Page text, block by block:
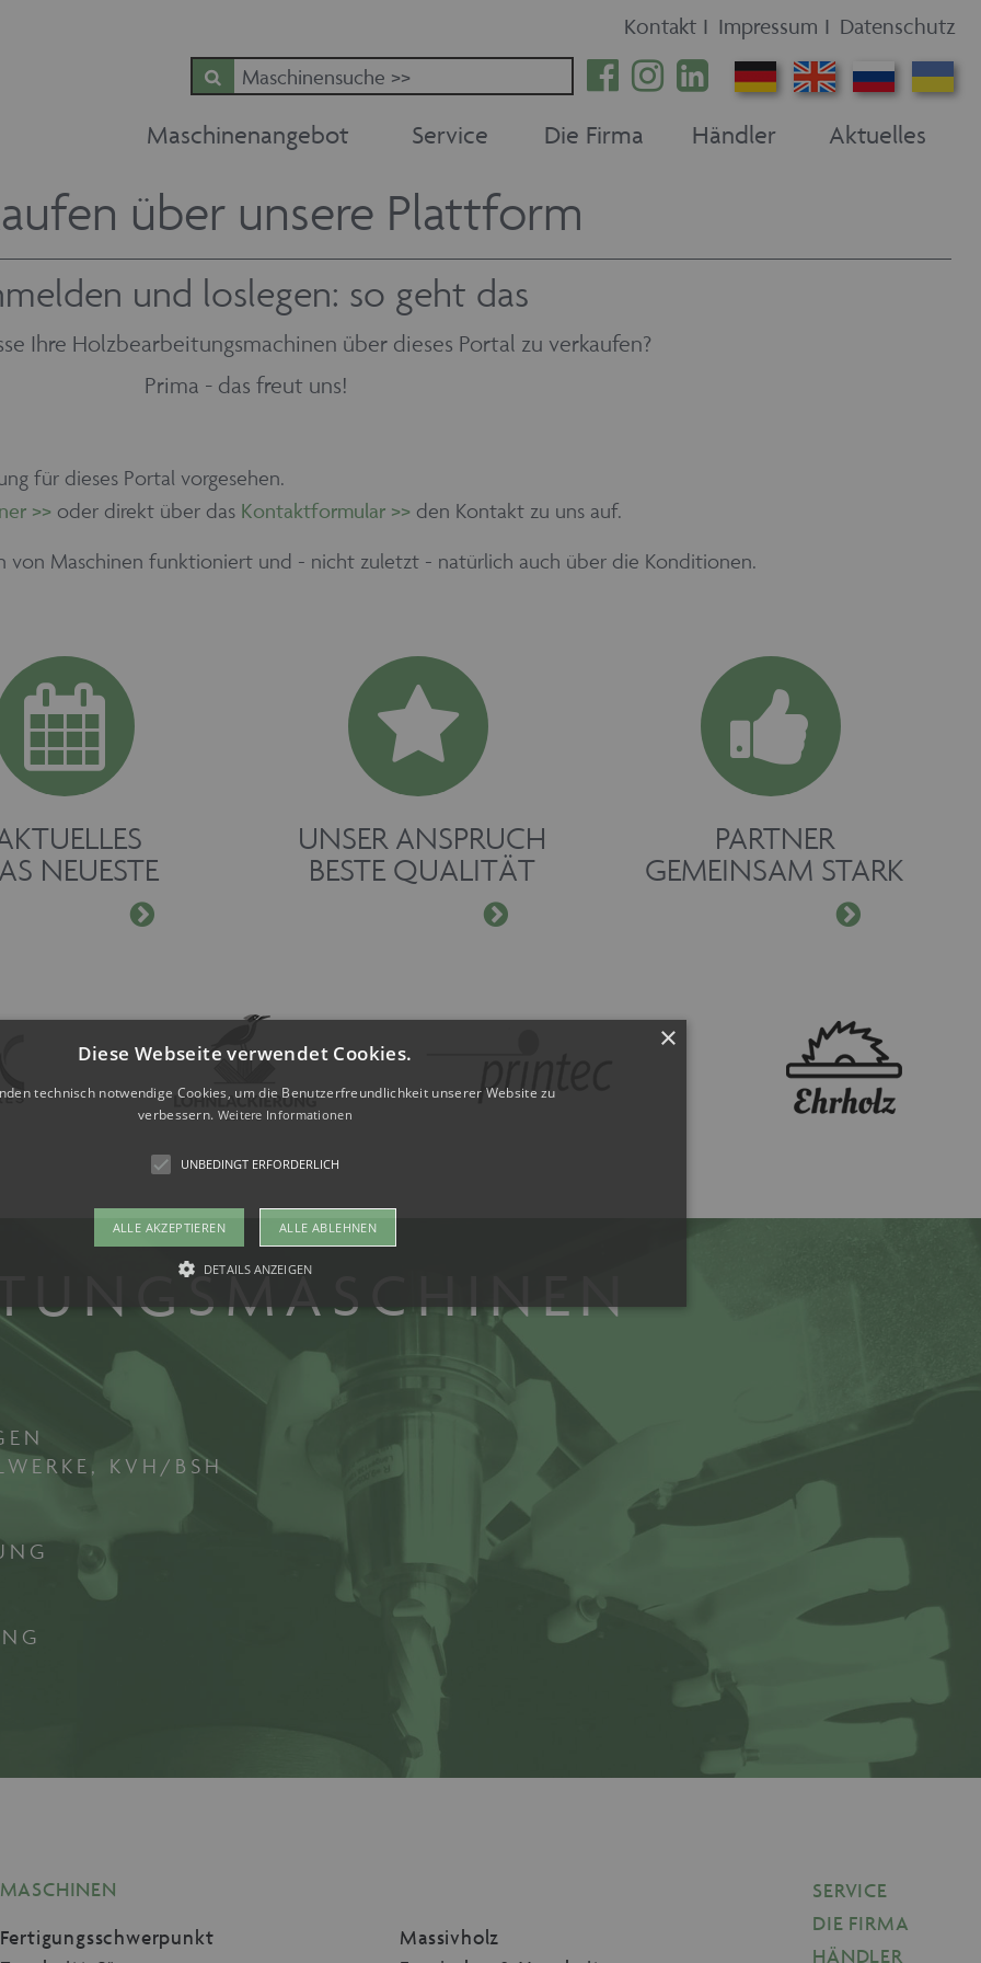
Kontakt I Impressum I Datenschutz
Maschinenangebot Service Die Firma Händler Aktuelles
über unsere Plattform
und loslegen: so geht das
Ihre Holzbearbeitungsmachinen über dieses Portal zu verkaufen?
Prima - das freut uns!
für dieses Portal vorgesehen.
>> oder direkt über das Kontaktformular >> den Kontakt zu uns auf.
von Maschinen funktioniert und - nicht zuletzt - natürlich auch über die Konditionen.
NEUESTE
UNSER ANSPRUCH
BESTE QUALITÄT
PARTNER
GEMEINSAM STARK
KVH/BSH
MASCHINEN
Fertigungsschwerpunkt
Massivholz
SERVICE
DIE FIRMA
HÄNDLER
×
Diese Webseite verwendet Cookies.
technisch notwendige Cookies, um die Benutzerfreundlichkeit unserer Website zu
verbessern. Weitere Informationen
UNBEDINGT ERFORDERLICH
ALLE AKZEPTIEREN ALLE ABLEHNEN
DETAILS ANZEIGEN
Unbedingt erforderlich
ermöglichen wesentliche Kernfunktionen der Website wie auch dieses Cookie-Banner. Ohne die unbedingt
Website nicht ordnungsgemäß verwendet werden. Als Besucher müssten Sie beispielsweise ohne dieses
Ihre Zustimmung geben.
/
Ablaufdatum Beschreibung
Dieses Cookie wird von maschinen-fuer-holz.de verwendet, um die
Spracheinstellungen für Besucher der Webseite zu speichern. Das Cookie muss
ordnungsgemäß funktionieren um die Seiten und Seiteninhalte stringent in der
Dieses Cookie wird vom Cookie-Script.com-Dienst verwendet, um die
Einwilligungseinstellungen für Besucher-Cookies zu speichern. Das Cookie-
Banner von Cookie-Script.com muss ordnungsgemäß funktionieren.